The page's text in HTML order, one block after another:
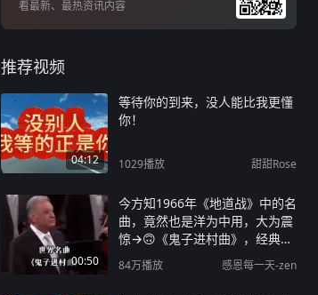
看最新、最热资讯内容
推荐视频
04:12
等待你的到来，没人能比我更懂
你！
1029播放 甜甜Rose
00:50
今方知1966年《地道战》中的名
曲，竟然也是洋为中用，大为震
惊→🙃《鬼子进村曲》，经典名
曲震撼人心！
84万播放 感恩每一天-zen